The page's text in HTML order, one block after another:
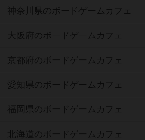
神奈川県のボードゲームカフェ
大阪府のボードゲームカフェ
京都府のボードゲームカフェ
愛知県のボードゲームカフェ
福岡県のボードゲームカフェ
北海道のボードゲームカフェ